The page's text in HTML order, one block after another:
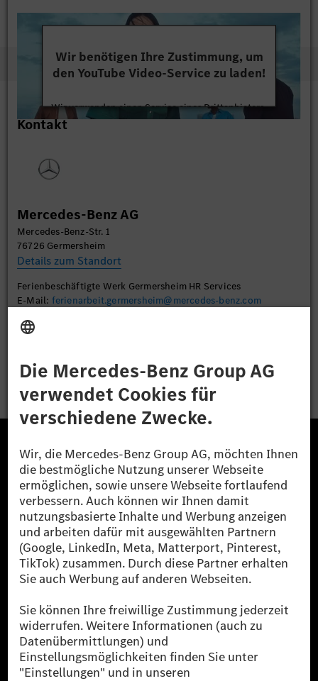
Wir benötigen Ihre Zustimmung, um
den YouTube Video-Service zu laden!
Wir verwenden einen Service eines Drittanbieters,
um Videoinhalte einzubetten. Dieser Service kann
Kontakt
Mercedes-Benz AG
Mercedes-Benz-Str. 1
76726 Germersheim
Details zum Standort
Ferienbeschäftigte Werk Germersheim HR Services
E-Mail: ferienarbeit.germersheim@mercedes-benz.com
Bewerben
Die Mercedes-Benz Group.
Die Mercedes-Benz Group AG (ehemals Daimler AG)
ist eines der erfolgreichsten Automobilunternehmen
der Welt. Mit der Mercedes-Benz AG gehören wir zu
den größten Anbietern von Premium- und Luxus-Pkw
und Vans. Die Mercedes-Benz Mobility AG bietet
Finanzierung, Leasing, Fahrzeugabos und –miete,
Flottenmanagement, digitale Services rund um Laden
und Bezahlen, die Vermittlung von Versicherungen
sowie innovative Mobilitätsdienstleistungen an.
Mehr erfahren